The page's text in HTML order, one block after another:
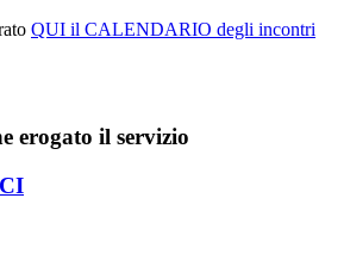
QUI il CALENDARIO degli incontri
erogato il servizio